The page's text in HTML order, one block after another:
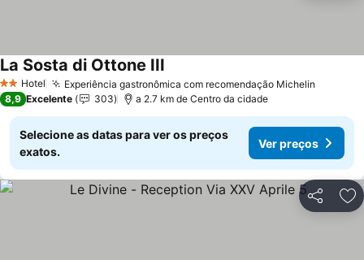
2 Estrelas
Hotel Experiência gastronômica com recomendação Michelin
La Sosta di Ottone III
8,9 Excelente 303 a 2.7 km de Centro da cidade
Selecione as datas para ver os preços
exatos.
Ver preços
Partilhar